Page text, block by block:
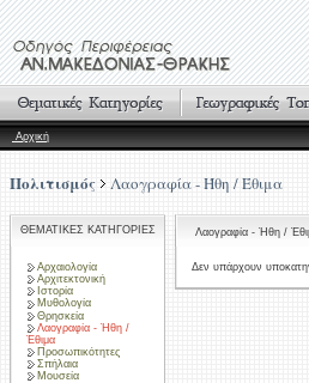
Αρχική
Πολιτισμός Λαογραφία - Ήθη / Έθιμα
ΘΕΜΑΤΙΚΕΣ ΚΑΤΗΓΟΡΙΕΣ
Αρχαιολογία
Αρχιτεκτονική
Ιστορία
Μυθολογία
Θρησκεία
Λαογραφία - Ήθη /
Έθιμα
Προσωπικότητες
Σπήλαια
Μουσεία
Λαογραφία - Ήθη /
Δεν υπάρχουν